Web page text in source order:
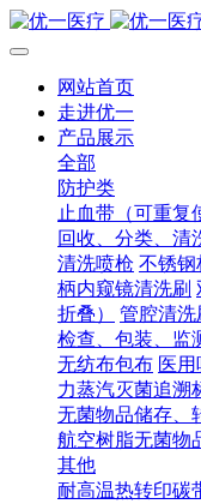
网站首页
走进优一
产品展示
全部
防护类
止血带（可重复
回收、分类、清
清洗喷枪 不锈钢
柄内窥镜清洗刷
折叠）
管腔清洗
检查、包装、监
无纺布包布 医
力蒸汽灭菌追溯
无菌物品储存、
航空树脂无菌物
其他
耐高温热转印碳